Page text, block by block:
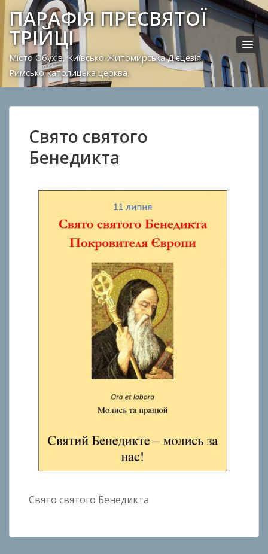
ПАРАФІЯ ПРЕСВЯТОЇ
ТРІЙЦІ
Місто Обухів, Київсько-Житомирська Дієцезія.
Римсько-католицька церква.
Свято святого
Бенедикта
Свято святого Бенедикта